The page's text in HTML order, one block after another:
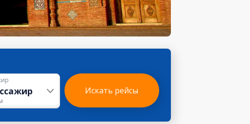
Искать рейсы